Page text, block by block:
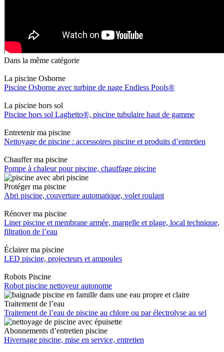
Dans la même catégorie
La piscine Osborne
Piscine Osborne avec turbine de nage Endless Pools®
La piscine hors sol
Piscine hors sol Laghetto®, piscine tubulaire haut de gamme
Entretenir ma piscine
Nettoyage de piscine : accessoires piscine et produits d’entretien
Chauffer ma piscine
Pompe à chaleur pour piscine, chauffage piscine
Protéger ma piscine
Abri piscine, couverture automatique, volet roulant
Rénover ma piscine
Liner piscine et membrane armée, margelle et plage, local technique,
filtration de l’eau
Éclairer ma piscine
LED piscine, projecteurs et ampoules
Robots Piscine
Robot piscine nettoyeur autonome
Traitement de l’eau
Traitement de l’eau de piscine au chlore ou par électrolyse au sel
Abonnements d’entretien piscine
Hivernage piscine, mise en service, entretien